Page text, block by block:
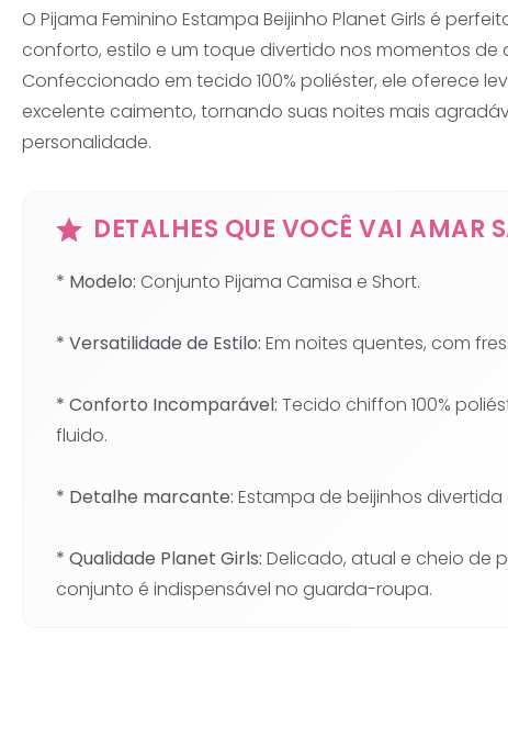
O Pijama Feminino Estampa Beijinho Planet Girls é
conforto, estilo e um toque divertido nos momentos de
Confeccionado em tecido 100% poliéster, ele oferece
excelente caimento, tornando suas noites mais
personalidade.
DETALHES QUE VOCÊ VAI AMAR
* Modelo: Conjunto Pijama Camisa e Short.
* Versatilidade de Estilo: Em noites quentes, com
* Conforto Incomparável: Tecido chiffon 100%
fluido.
* Detalhe marcante: Estampa de beijinhos divertida
* Qualidade Planet Girls: Delicado, atual e cheio de
conjunto é indispensável no guarda-roupa.